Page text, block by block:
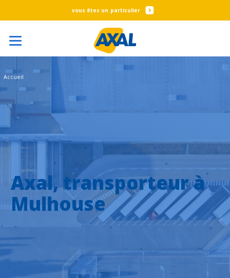
particulier
Axal, transporteur à
Mulhouse
Accueil